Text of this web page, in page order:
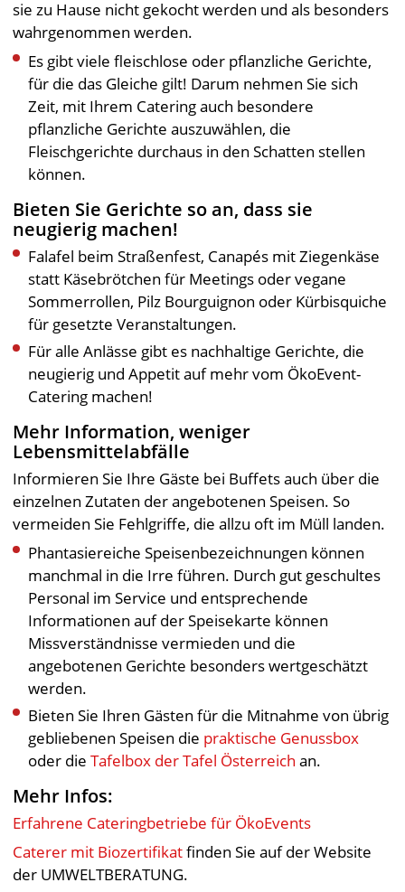
sie zu Hause nicht gekocht werden und als besonders
wahrgenommen werden.
Es gibt viele fleischlose oder pflanzliche Gerichte,
für die das Gleiche gilt! Darum nehmen Sie sich
Zeit, mit Ihrem Catering auch besondere
pflanzliche Gerichte auszuwählen, die
Fleischgerichte durchaus in den Schatten stellen
können.
Bieten Sie Gerichte so an, dass sie
neugierig machen!
Falafel beim Straßenfest, Canapés mit Ziegenkäse
statt Käsebrötchen für Meetings oder vegane
Sommerrollen, Pilz Bourguignon oder Kürbisquiche
für gesetzte Veranstaltungen.
Für alle Anlässe gibt es nachhaltige Gerichte, die
neugierig und Appetit auf mehr vom ÖkoEvent-
Catering machen!
Mehr Information, weniger
Lebensmittelabfälle
Informieren Sie Ihre Gäste bei Buffets auch über die
einzelnen Zutaten der angebotenen Speisen. So
vermeiden Sie Fehlgriffe, die allzu oft im Müll landen.
Phantasiereiche Speisenbezeichnungen können
manchmal in die Irre führen. Durch gut geschultes
Personal im Service und entsprechende
Informationen auf der Speisekarte können
Missverständnisse vermieden und die
angebotenen Gerichte besonders wertgeschätzt
werden.
Bieten Sie Ihren Gästen für die Mitnahme von übrig
gebliebenen Speisen die praktische Genussbox
oder dieTafelbox der Tafel Österreich an.
Mehr Infos:
Erfahrene Cateringbetriebe für ÖkoEvents
Caterer mit Biozertifikatfinden Sie auf der Website
der UMWELTBERATUNG.